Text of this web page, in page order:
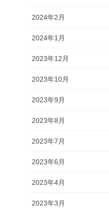
2024年2月
2024年1月
2023年12月
2023年10月
2023年9月
2023年8月
2023年7月
2023年6月
2023年4月
2023年3月